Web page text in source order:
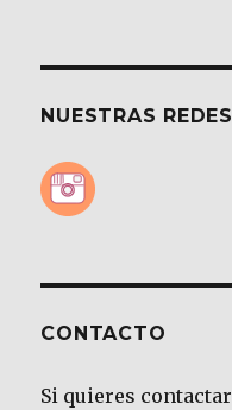
NUESTRAS REDES
CONTACTO
Si quieres